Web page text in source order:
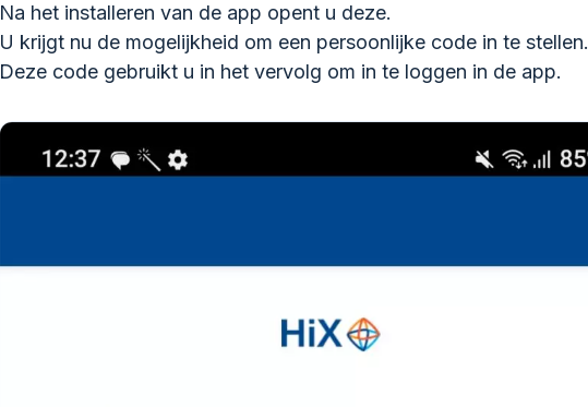
Na het installeren van de app opent u deze.
U krijgt nu de mogelijkheid om een persoonlijke code in te stellen.
Deze code gebruikt u in het vervolg om in te loggen in de app.